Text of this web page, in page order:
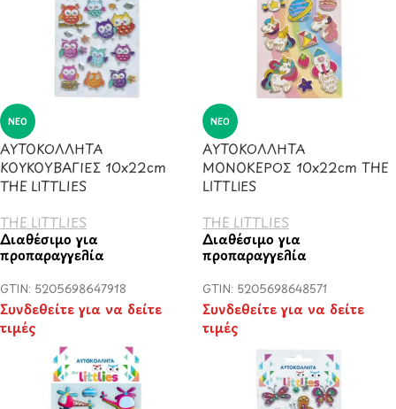
ΝΈΟ
ΑΥΤΟΚΟΛΛΗΤΑ
ΚΟΥΚΟΥΒΑΓΙΕΣ 10x22cm
THE LITTLIES
THE LITTLIES
Διαθέσιμο για
προπαραγγελία
GTIN: 5205698647918
Συνδεθείτε για να δείτε
τιμές
ΝΈΟ
ΑΥΤΟΚΟΛΛΗΤΑ
ΜΟΝΟΚΕΡΟΣ 10x22cm THE
LITTLIES
THE LITTLIES
Διαθέσιμο για
προπαραγγελία
GTIN: 5205698648571
Συνδεθείτε για να δείτε
τιμές